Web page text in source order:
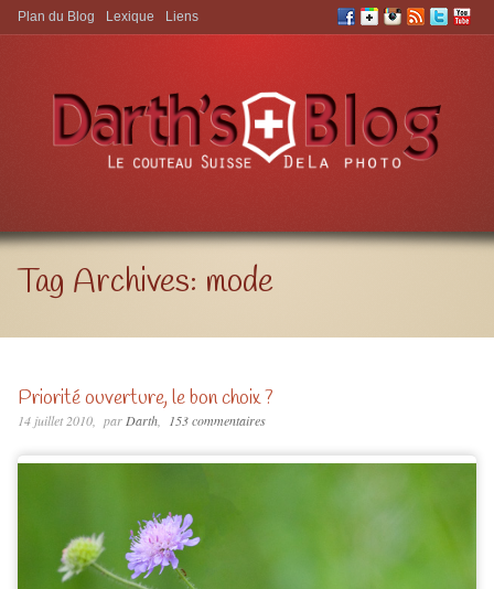
Aller à:
Plan du Blog Lexique Liens
Tag Archives: mode
Priorité ouverture, le bon choix ?
14 juillet 2010 parDarth 153 commentaires